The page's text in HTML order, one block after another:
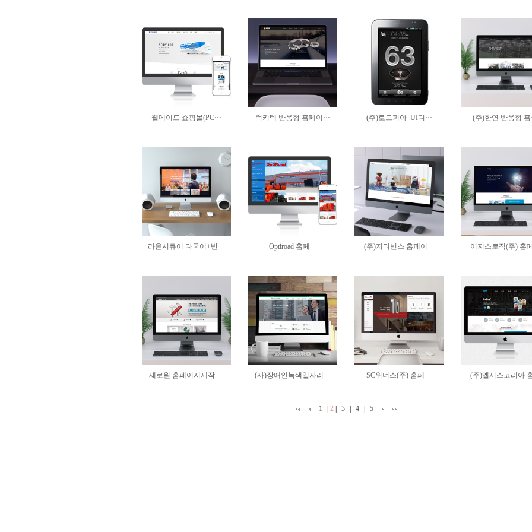
웰메이드 쇼핑몰(PC··· 럭키텍 반응형 홈페이··· (주)로드피아_UI디··· (주)한연 반응형 홈
라온시큐어 다국어+반··· Optiroad 홈페··· (주)지티빈스 홈페이··· 이지스로직(주) 홈페
제로원 홈페이지제작 ··· (사)장애인녹색일자리··· SC위너스(주) 홈페··· (주)엘시스코리아 홈
1 2| 3 4 5